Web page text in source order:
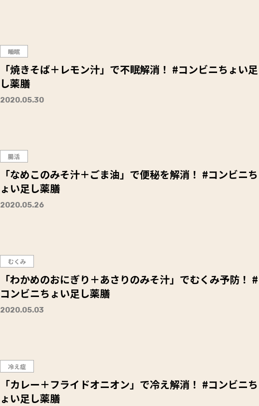
睡眠
「焼きそば＋レモン汁」で不眠解消！ #コンビニちょい足
し薬膳
2020.05.30
腸活
「なめこのみそ汁＋ごま油」で便秘を解消！ #コンビニち
ょい足し薬膳
2020.05.26
むくみ
「わかめのおにぎり＋あさりのみそ汁」でむくみ予防！ #
コンビニちょい足し薬膳
2020.05.03
冷え症
「カレー＋フライドオニオン」で冷え解消！ #コンビニち
ょい足し薬膳